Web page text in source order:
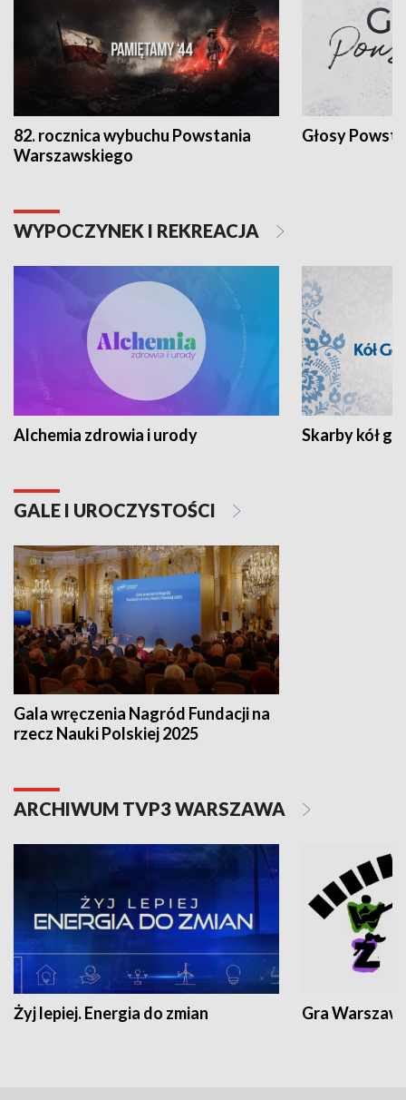
82. rocznica wybuchu Powstania
Warszawskiego
Głosy
WYPOCZYNEK I REKREACJA
Alchemia zdrowia i urody Skarby kół
GALE I UROCZYSTOŚCI
Gala wręczenia Nagród Fundacji na
rzecz Nauki Polskiej 2025
ARCHIWUM TVP3 WARSZAWA
Żyj lepiej. Energia do zmian Gra